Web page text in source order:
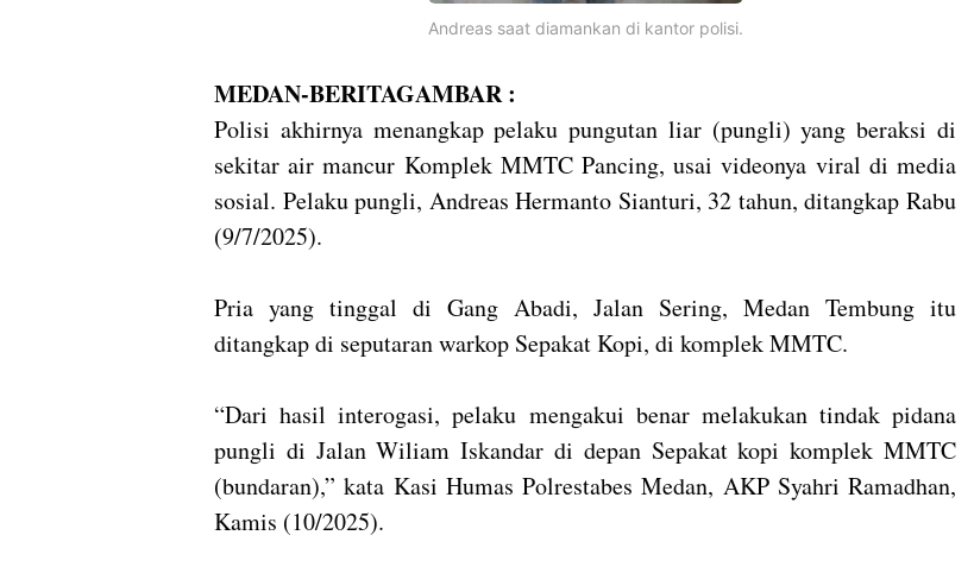
Andreas saat diamankan di kantor polisi.
MEDAN-BERITAGAMBAR :
Polisi akhirnya menangkap pelaku pungutan liar (pungli) yang beraksi di
sekitar air mancur Komplek MMTC Pancing, usai videonya viral di media
sosial. Pelaku pungli, Andreas Hermanto Sianturi, 32 tahun, ditangkap Rabu
(9/7/2025).
Pria yang tinggal di Gang Abadi, Jalan Sering, Medan Tembung itu
ditangkap di seputaran warkop Sepakat Kopi, di komplek MMTC.
“Dari hasil interogasi, pelaku mengakui benar melakukan tindak pidana
pungli di Jalan Wiliam Iskandar di depan Sepakat kopi komplek MMTC
(bundaran),” kata Kasi Humas Polrestabes Medan, AKP Syahri Ramadhan,
Kamis (10/2025).